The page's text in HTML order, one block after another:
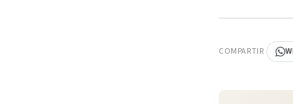
COMPARTIR